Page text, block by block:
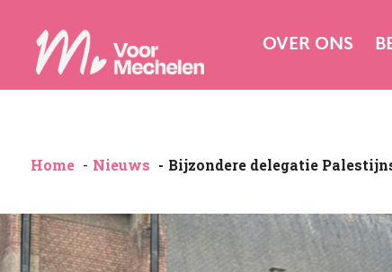
OVER ONS
Home Nieuws Bijzondere delegatie